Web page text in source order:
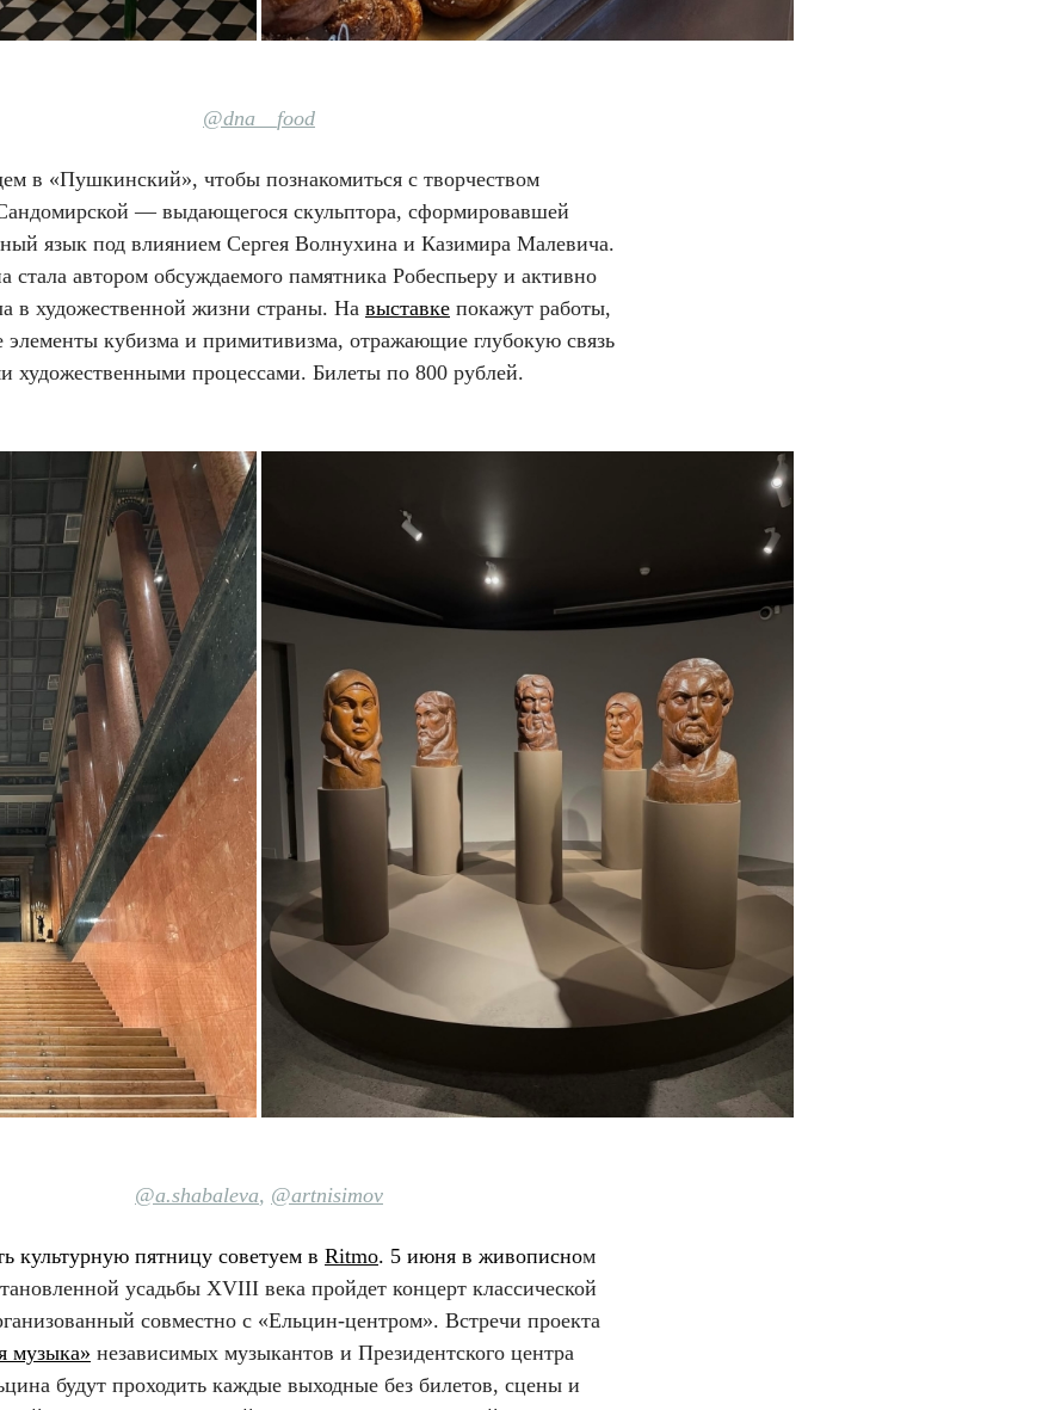
@dna__food
в «Пушкинский», чтобы познакомиться с творчеством
— выдающегося скульптора, сформировавшей
язык под влиянием Сергея Волнухина и Казимира Малевича.
стала автором обсуждаемого памятника Робеспьеру и активно
в художественной жизни страны. На выставке покажут работы,
элементы кубизма и примитивизма, отражающие глубокую связь
художественными процессами. Билеты по 800 рублей.
@a.shabaleva, @artnisimov
культурную пятницу советуем в Ritmo. 5 июня в живописном
усадьбы XVIII века пройдет концерт классической
совместно с «Ельцин-центром». Встречи проекта
музыка» независимых музыкантов и Президентского центра
будут проходить каждые выходные без билетов, сцены и